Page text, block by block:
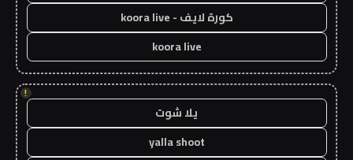
كورة لايف - koora live
koora live
!
يلا شوت
yalla shoot